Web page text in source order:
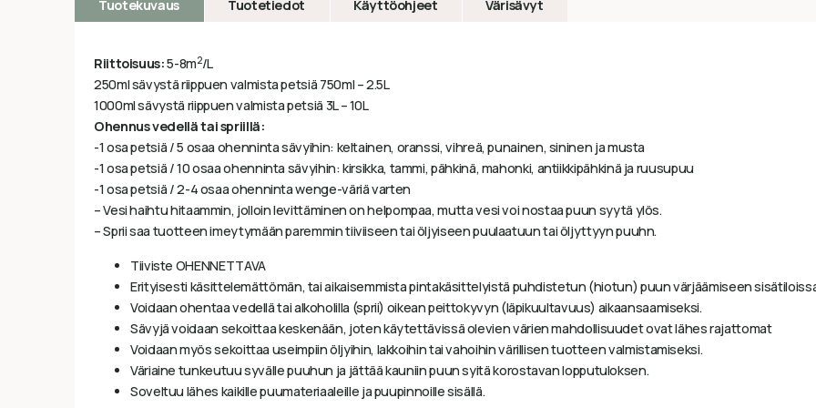
Tuotekuvaus Tuotetiedot Käyttöohjeet Värisävyt
Riittoisuus:5-8m2/L
250ml sävystä riippuen valmista petsiä 750ml – 2.5L
1000ml sävystä riippuen valmista petsiä 3L – 10L
Ohennus vedellä tai spriillä:
-1 osa petsiä / 5 osaa ohenninta sävyihin: keltainen, oranssi, vihreä, punainen, sininen ja musta
-1 osa petsiä / 10 osaa ohenninta sävyihin: kirsikka, tammi, pähkinä, mahonki, antiikkipähkinä ja ruusupuu
-1 osa petsiä / 2-4 osaa ohenninta wenge-väriä varten
– Vesi haihtu hitaammin, jolloin levittäminen on helpompaa, mutta vesi voi nostaa puun syytä ylös.
– Sprii saa tuotteen imeytymään paremmin tiiviiseen tai öljyiseen puulaatuun tai öljyttyyn puuhn.
Tiiviste OHENNETTAVA
Erityisesti käsittelemättömän, tai aikaisemmista pintakäsittelyistä puhdistetun (hiotun) puun värjäämiseen
Voidaan ohentaa vedellä tai alkoholilla (sprii) oikean peittokyvyn (läpikuultavuus) aikaansaamiseksi.
Sävyjä voidaan sekoittaa keskenään, joten käytettävissä olevien värien mahdollisuudet ovat lähes rajattomat
Voidaan myös sekoittaa useimpiin öljyihin, lakkoihin tai vahoihin värillisen tuotteen valmistamiseksi.
Väriaine tunkeutuu syvälle puuhun ja jättää kauniin puun syitä korostavan lopputuloksen.
Soveltuu lähes kaikille puumateriaaleille ja puupinnoille sisällä.